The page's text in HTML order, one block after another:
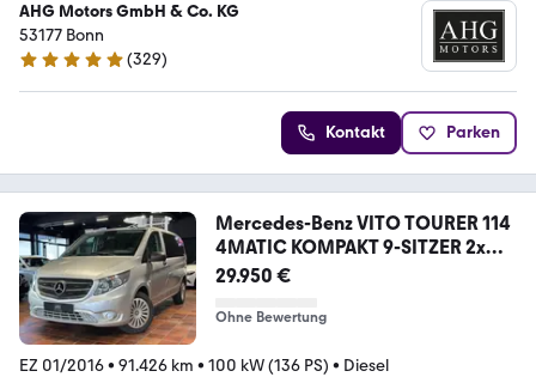
AHG Motors GmbH & Co. KG
53177 Bonn
4.8 Sterne
(329)
Kontakt Parken
Mercedes-Benz VITO TOURER 114
4MATIC KOMPAKT 9-SITZER 2x
KLIMA
29.950 €
Ohne Bewertung
EZ 01/2016• 91.426 km • 100 kW (136 PS) • Diesel